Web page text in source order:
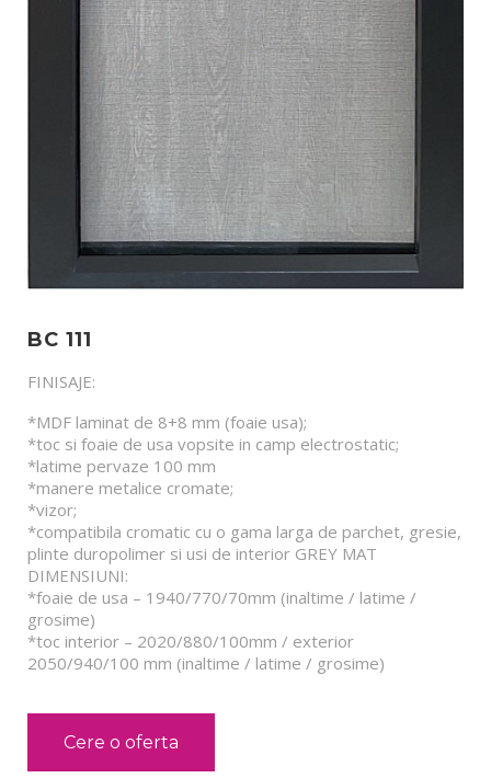
BC 111
FINISAJE:
*MDF laminat de 8+8 mm (foaie usa);
*toc si foaie de usa vopsite in camp electrostatic;
*latime pervaze 100 mm
*manere metalice cromate;
*vizor;
*compatibila cromatic cu o gama larga de parchet, gresie,
plinte duropolimer si usi de interior GREY MAT
DIMENSIUNI:
*foaie de usa – 1940/770/70mm (inaltime / latime /
grosime)
*toc interior – 2020/880/100mm / exterior
2050/940/100 mm (inaltime / latime / grosime)
Cere o oferta